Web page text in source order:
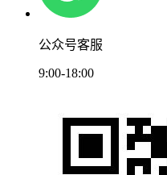
公众号客服
9:00-18:00